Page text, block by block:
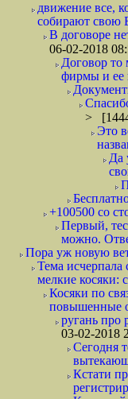
движение все,
собирают свою
В договоре
06-02-2018
Договор то
фирмы и ее
>
Это
Да
+100500 со
Первый,
можно.
Пора уж новую
Тема
мелкие косяки:
Косяки по
повышенные
ругань про
03-02-2018
Сегодня
Кстати